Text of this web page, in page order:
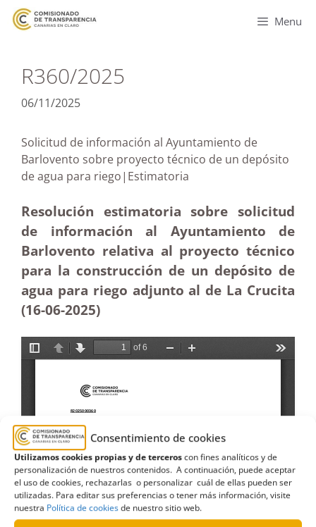
Consentimiento de cookies
Utilizamos cookies propias y de terceroscon fines analíticos y de
personalización de nuestros contenidos. A continuación, puede aceptar
el uso de cookies, rechazarlas o personalizar cuál de ellas pueden ser
utilizadas. Para editar sus preferencias o tener más información, visite
nuestra Política de cookiesde nuestro sitio web.
Menu
R360/2025
06/11/2025
Solicitud de información al Ayuntamiento de
Barlovento sobre proyecto técnico de un depósito
de agua para riego|Estimatoria
Resolución estimatoria sobre solicitud
de información al Ayuntamiento de
Barlovento relativa al proyecto técnico
para la construcción de un depósito de
agua para riego adjunto al de La Crucita
(16-06-2025)